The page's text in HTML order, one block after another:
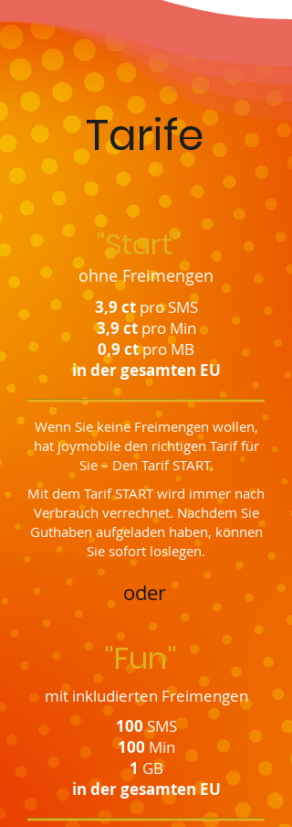
Tarife
"Start"
ohne Freimengen
3,9 ctpro SMS
3,9 ctpro Min
0,9 ctpro MB
in der gesamten EU
Wenn Sie keine Freimengen wollen,
hat joymobile den richtigen Tarif für
Sie – Den Tarif START.
Mit dem Tarif START wird immer nach
Verbrauch verrechnet. Nachdem Sie
Guthaben aufgeladen haben, können
Sie sofort loslegen.
oder
"Fun"
mit inkludierten Freimengen
100SMS
100 Min
1 GB
in der gesamten EU